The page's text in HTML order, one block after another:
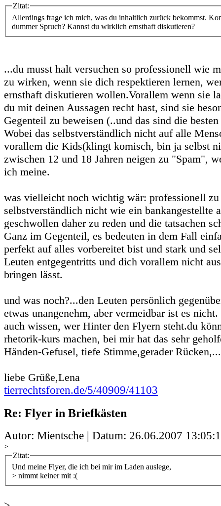
Zitat:
Allerdings frage ich mich, was du inhaltlich zurück bekommst.
dummer Spruch? Kannst du wirklich ernsthaft diskutieren?
...du musst halt versuchen so professionell wie
zu wirken, wenn sie dich respektieren lernen,
ernsthaft diskutieren wollen.Vorallem wenn sie
du mit deinen Aussagen recht hast, sind sie
Gegenteil zu beweisen (..und das sind die
Wobei das selbstverständlich nicht auf alle
vorallem die Kids(klingt komisch, bin ja selbst
zwischen 12 und 18 Jahren neigen zu "Spam",
ich meine.
was vielleicht noch wichtig wär: professionell
selbstverständlich nicht wie ein bankangestellte
geschwollen daher zu reden und die tatsachen
Ganz im Gegenteil, es bedeuten in dem Fall
perfekt auf alles vorbereitet bist und stark und
Leuten entgegentritts und dich vorallem nicht
bringen lässt.
und was noch?...den Leuten persönlich
etwas unangenehm, aber vermeidbar ist es
auch wissen, wer Hinter den Flyern steht.du
rhetorik-kurs machen, bei mir hat das sehr
Händen-Gefusel, tiefe Stimme,gerader
liebe Grüße,Lena
tierrechtsforen.de/5/40909/41103
Re: Flyer in Briefkästen
Autor: Mientsche | Datum: 26.06.2007
>
Zitat:
Und meine Flyer, die ich bei mir im Laden auslege,
> nimmt keiner mit :(